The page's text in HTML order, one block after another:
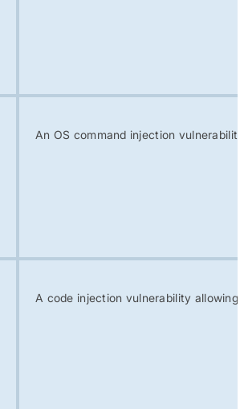
An OS command injection
A code injection vulnerability